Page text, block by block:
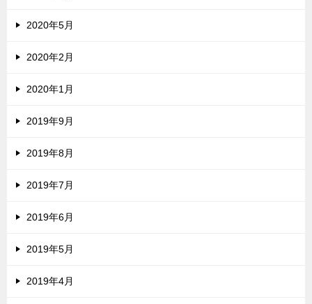
2020年5月
2020年2月
2020年1月
2019年9月
2019年8月
2019年7月
2019年6月
2019年5月
2019年4月